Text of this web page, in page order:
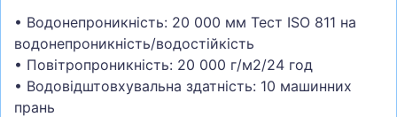
• Водонепроникність: 20 000 мм Тест ISO 811 на
водонепроникність/водостійкість
• Повітропроникність: 20 000 г/м2/24 год
• Водовідштовхувальна здатність: 10 машинних
прань